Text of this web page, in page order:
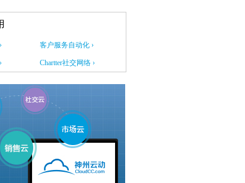
客户服务自动化 ›
Chartter社交网络 ›